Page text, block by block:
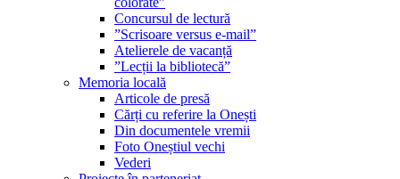
Concursul de lectură
”Scrisoare versus e-mail”
Atelierele de vacanță
”Lecții la bibliotecă”
Memoria locală
Articole de presă
Cărți cu referire la Onești
Din documentele vremii
Foto Oneștiul vechi
Vederi